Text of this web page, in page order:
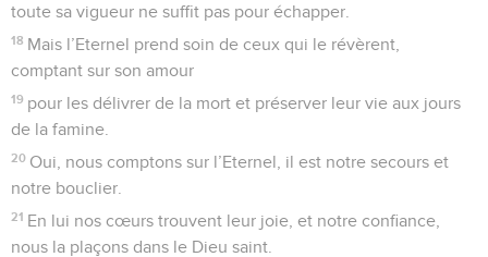
toute sa vigueur ne suffit pas pour échapper.
18 Mais l’Eternel prend soin de ceux qui le révèrent,
comptant sur son amour
19 pour les délivrer de la mort et préserver leur vie aux jours
de la famine.
20 Oui, nous comptons sur l’Eternel, il est notre secours et
notre bouclier.
21 En lui nos cœurs trouvent leur joie, et notre confiance,
nous la plaçons dans le Dieu saint.